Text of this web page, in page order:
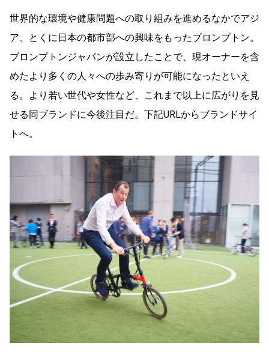
世界的な環境や健康問題への取り組みを進めるなかでアジ
ア、とくに日本の都市部への興味をもったブロンプトン。
ブロンプトンジャパンが設立したことで、現オーナーを含
めたより多くの人々への歩み寄りが可能になったといえ
る。より若い世代や女性など、これまで以上に広がりを見
せる同ブランドに今後注目だ。下記URLからブランドサイ
トへ。